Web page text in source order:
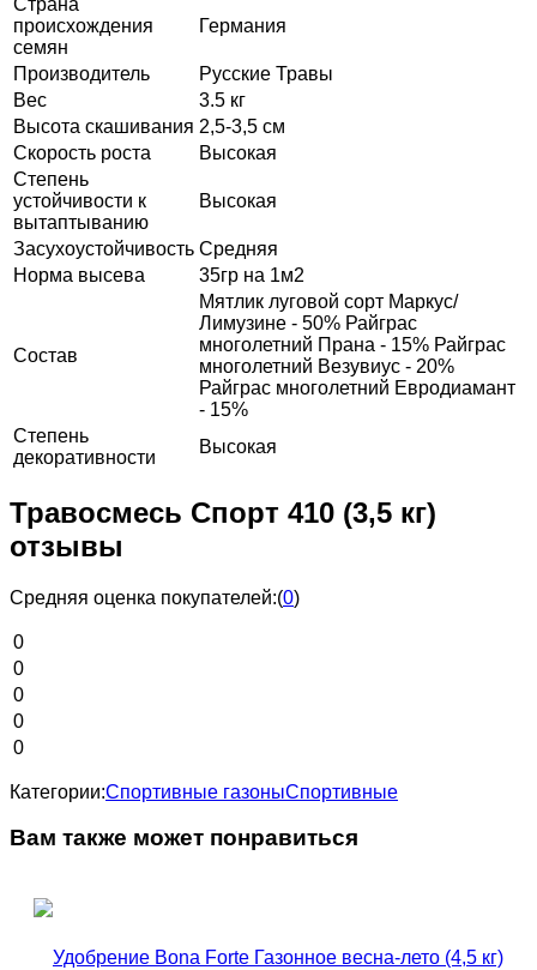
происхождения
семян
Германия
Производитель
Русские Травы
Вес
3.5 кг
Высота скашивания 2,5-3,5 см
Скорость роста
Высокая
Степень
устойчивости к
вытаптыванию
Высокая
Засухоустойчивость Средняя
Норма высева
35гр на 1м2
Состав
Мятлик луговой сорт Маркус/
Лимузине - 50% Райграс
многолетний Прана - 15% Райграс
многолетний Везувиус - 20%
Райграс многолетний Евродиамант
- 15%
Степень
декоративности
Высокая
Травосмесь Спорт 410 (3,5 кг)
отзывы
Средняя оценка покупателей:(0)
0
0
0
0
0
Категории:Спортивные газоныСпортивные
Вам также может понравиться